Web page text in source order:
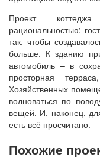
Проект
рациональностью:
так, чтобы
больше. К зданию
автомобиль – в
просторная
Хозяйственных
волноваться по
вещей. И, наконец,
есть всё просчитано.
Похожие